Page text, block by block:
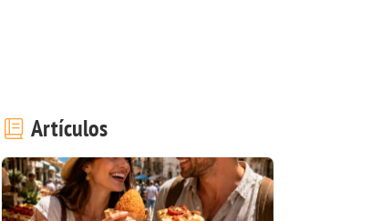
Artículos